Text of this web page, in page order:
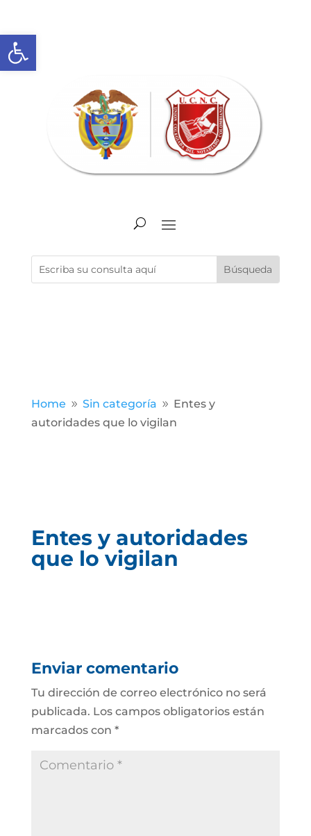
Abrir barra de herramientas
Home 9 Sin categoría 9 Entes y
autoridades que lo vigilan
Entes y autoridades
que lo vigilan
Enviar comentario
Tu dirección de correo electrónico no será
publicada. Los campos obligatorios están
marcados con *